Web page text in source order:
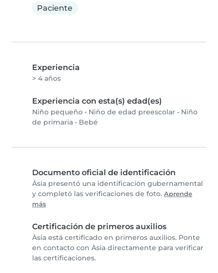
Paciente
Experiencia
> 4 años
Experiencia con esta(s) edad(es)
Niño pequeño • Niño de edad preescolar • Niño
de primaria • Bebé
Documento oficial de identificación
Àsia presentó una identificación gubernamental
y completó las verificaciones de foto. Aprende
más
Certificación de primeros auxilios
Àsia está certificado en primeros auxilios. Ponte
en contacto con Àsia directamente para verificar
las certificaciones.